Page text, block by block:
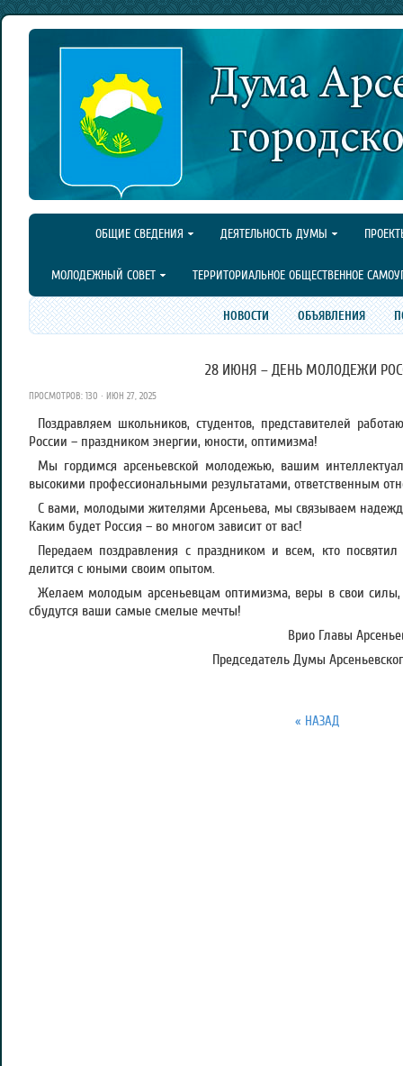
ОБЩИЕ СВЕДЕНИЯ ДЕЯТЕЛЬНОСТЬ ДУМЫ
МОЛОДЕЖНЫЙ СОВЕТ ТЕРРИТОРИАЛЬНОЕ ОБЩЕСТВЕННОЕ
НОВОСТИ ОБЪЯВЛЕНИЯ
28 ИЮНЯ – ДЕНЬ МОЛОДЕЖИ
ПРОСМОТРОВ: 130 · ИЮН 27, 2025
Поздравляем школьников, студентов, представителей
России – праздником энергии, юности, оптимизма!
Мы гордимся арсеньевской молодежью, вашим
высокими профессиональными результатами, ответственным
С вами, молодыми жителями Арсеньева, мы связываем
Каким будет Россия – во многом зависит от вас!
Передаем поздравления с праздником и всем, кто
делится с юными своим опытом.
Желаем молодым арсеньевцам оптимизма, веры в свои силы,
сбудутся ваши самые смелые мечты!
Врио Главы
Председатель Думы
« НАЗАД